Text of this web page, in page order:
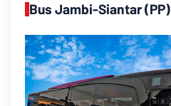
Bus Jambi-Siantar (PP)